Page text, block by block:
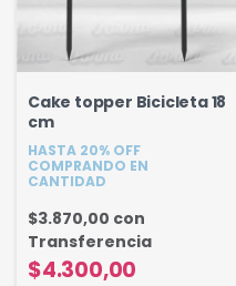
Cake topper Bicicleta 18
cm
HASTA 20% OFF
COMPRANDO EN
CANTIDAD
$4.300,00
$3.870,00 con
Transferencia